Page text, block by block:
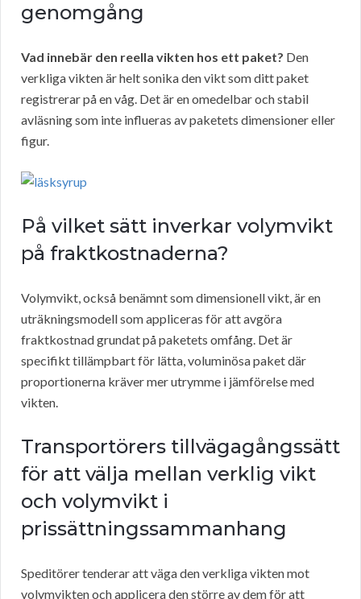
genomgång
Vad innebär den reella vikten hos ett paket? Den
verkliga vikten är helt sonika den vikt som ditt paket
registrerar på en våg. Det är en omedelbar och stabil
avläsning som inte influeras av paketets dimensioner eller
figur.
På vilket sätt inverkar volymvikt
på fraktkostnaderna?
Volymvikt, också benämnt som dimensionell vikt, är en
uträkningsmodell som appliceras för att avgöra
fraktkostnad grundat på paketets omfång. Det är
specifikt tillämpbart för lätta, voluminösa paket där
proportionerna kräver mer utrymme i jämförelse med
vikten.
Transportörers tillvägagångssätt
för att välja mellan verklig vikt
och volymvikt i
prissättningssammanhang
Speditörer tenderar att väga den verkliga vikten mot
volymvikten och applicera den större av dem för att